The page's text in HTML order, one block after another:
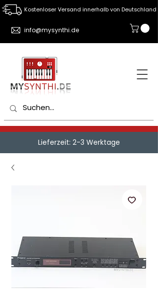
Kostenloser Versand innerhalb von Deutschland
info@mysynthi.de
Lieferzeit: 2-3 Werktage